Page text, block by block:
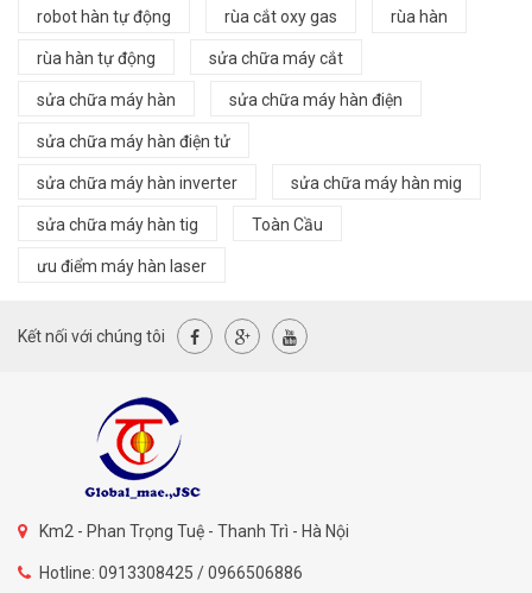
robot hàn tự động rùa cắt oxy gas rùa hàn
rùa hàn tự động sửa chữa máy cắt
sửa chữa máy hàn sửa chữa máy hàn điện
sửa chữa máy hàn điện tử
sửa chữa máy hàn inverter sửa chữa máy hàn mig
sửa chữa máy hàn tig Toàn Cầu
ưu điểm máy hàn laser
Kết nối với chúng tôi
Km2 - Phan Trọng Tuệ - Thanh Trì - Hà Nội
Hotline: 0913308425 / 0966506886